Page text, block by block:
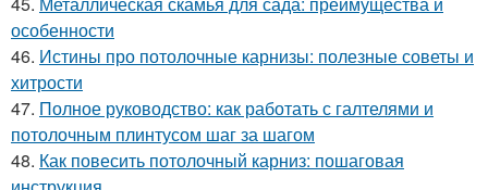
особенности
46. Истины про потолочные карнизы: полезные советы и
хитрости
47. Полное руководство: как работать с галтелями и
потолочным плинтусом шаг за шагом
48. Как повесить потолочный карниз: пошаговая